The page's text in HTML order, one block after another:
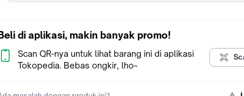
Peruntukkan : K2 - K5 Series
Kelengkapan : 1x 10 m PrimoFlex hose (3/4"), 1x G3/4 tap
1x universal hose connector, 1x universal connector with Aqua
- Dimensi : 370 x 370 x 105 mm
Beli di aplikasi, makin banyak promo!
Scan QR-nya untuk lihat barang ini di aplikasi
Tokopedia. Bebas ongkir, lho~